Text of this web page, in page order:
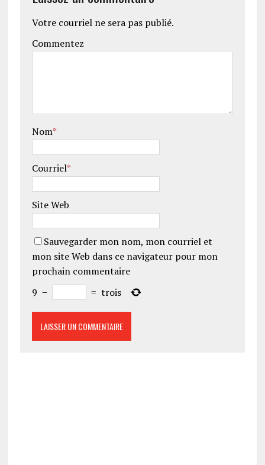
Votre courriel ne sera pas publié.
Commentez
Nom*
Courriel*
Site Web
Sauvegarder mon nom, mon courriel et
mon site Web dans ce navigateur pour mon
prochain commentaire
9 − = trois